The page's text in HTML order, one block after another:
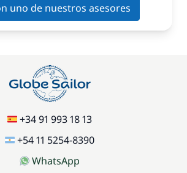
uno de nuestros asesores
+34 91 993 18 13
+54 11 5254-8390
WhatsApp